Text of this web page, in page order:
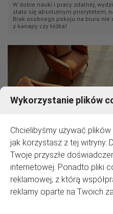
W dobie nauki i pracy zdalnej,
stało się absolutnym priorytetem,
Brak osobnego pokoju na biuro nie
z kanapy czy łóżka!
Jak wybrać idealny dywan
rodzajach, materiałach i
Wykorzystanie plików
Chcielibyśmy używać
jak korzystasz z tej witryny.
Twoje przyszłe
internetowej. Ponadto pliki
reklamowej, z którą
reklamy oparte na Twoich